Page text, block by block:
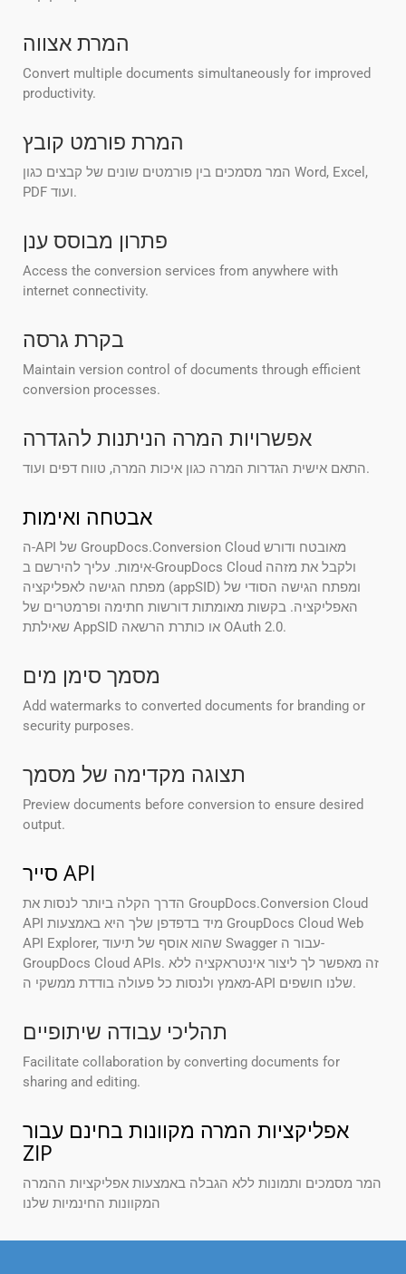
המרת אצווה
Convert multiple documents simultaneously for improved
productivity.
המרת פורמט קובץ
המר מסמכים בין פורמטים שונים של קבצים כגון Word, Excel,
PDF ועוד.
פתרון מבוסס ענן
Access the conversion services from anywhere with
internet connectivity.
בקרת גרסה
Maintain version control of documents through efficient
conversion processes.
אפשרויות המרה הניתנות להגדרה
התאם אישית הגדרות המרה כגון איכות המרה, טווח דפים ועוד.
אבטחה ואימות
ה-API של GroupDocs.Conversion Cloud מאובטח ודורש
אימות. עליך להירשם ב-GroupDocs Cloud ולקבל את מזהה
מפתח הגישה לאפליקציה (appSID) ומפתח הגישה הסודי של
האפליקציה. בקשות מאומתות דורשות חתימה ופרמטרים של
שאילתת AppSID או כותרת הרשאה OAuth 2.0.
מסמך סימן מים
Add watermarks to converted documents for branding or
security purposes.
תצוגה מקדימה של מסמך
Preview documents before conversion to ensure desired
output.
סייר API
הדרך הקלה ביותר לנסות את GroupDocs.Conversion Cloud
API מיד בדפדפן שלך היא באמצעות GroupDocs Cloud Web
API Explorer, שהוא אוסף של תיעוד Swagger עבור ה-
GroupDocs Cloud APIs. זה מאפשר לך ליצור אינטראקציה ללא
מאמץ ולנסות כל פעולה בודדת ממשקי ה-API שלנו חושפים.
תהליכי עבודה שיתופיים
Facilitate collaboration by converting documents for
sharing and editing.
אפליקציות המרה מקוונות בחינם עבור
ZIP
המר מסמכים ותמונות ללא הגבלה באמצעות אפליקציות ההמרה
המקוונות החינמיות שלנו